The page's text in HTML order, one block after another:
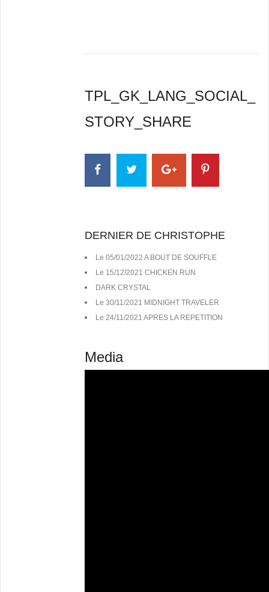
TPL_GK_LANG_SOCIAL_
STORY_SHARE
DERNIER DE CHRISTOPHE
Le 05/01/2022 A BOUT DE SOUFFLE
Le 15/12/2021 CHICKEN RUN
DARK CRYSTAL
Le 30/11/2021 MIDNIGHT TRAVELER
Le 24/11/2021 APRES LA REPETITION
Media